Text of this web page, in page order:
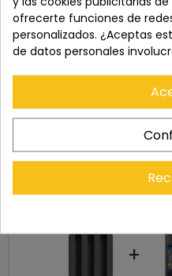
+
ofrecerte funciones de
personalizados. ¿Aceptas
de datos personales